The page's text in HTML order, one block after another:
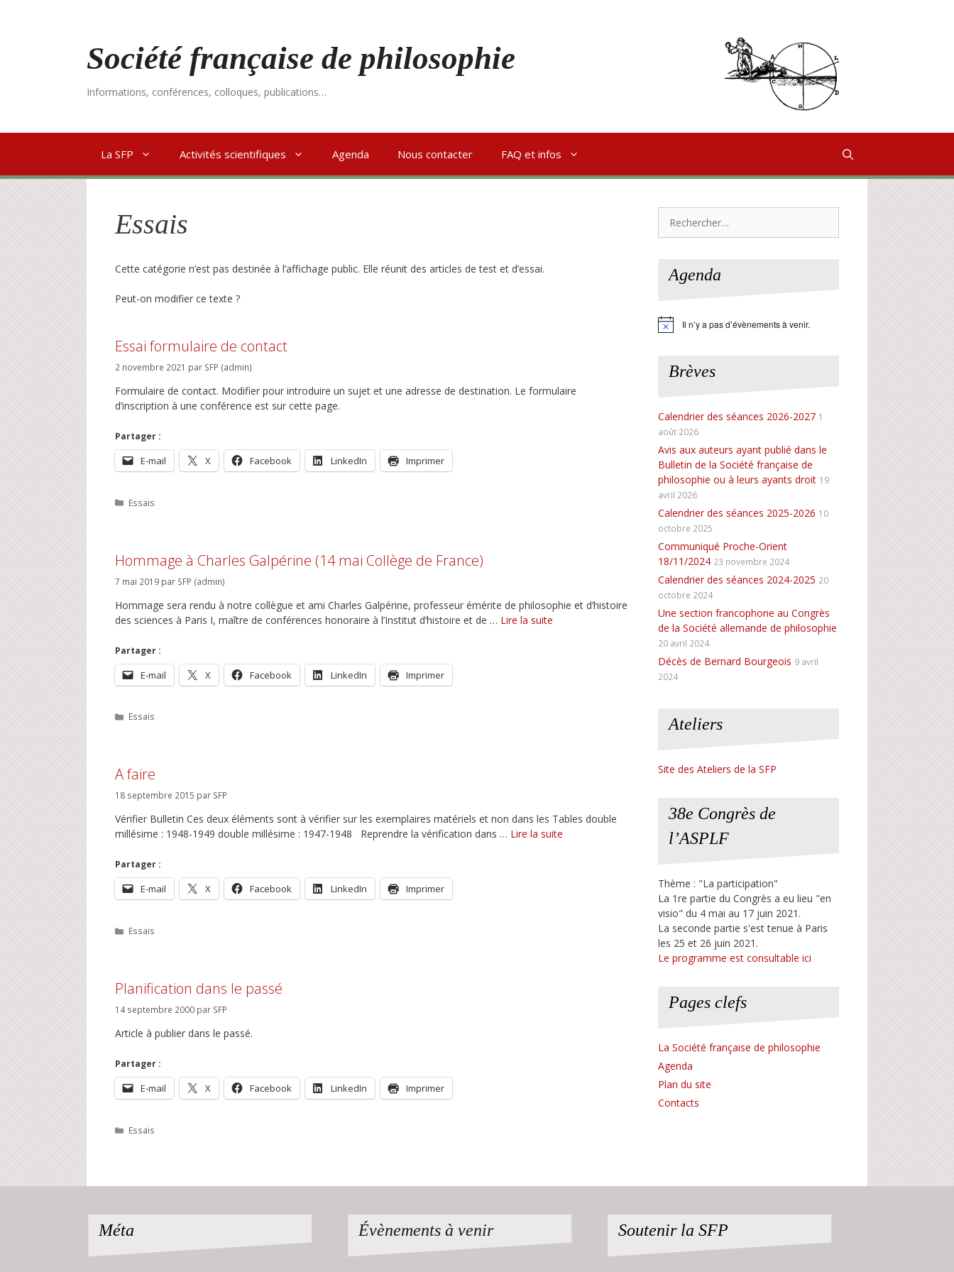
Société française de philosophie
Informations, conférences, colloques, publications…
La SFP Activités scientifiques Agenda Nous contacter FAQ et infos
Essais
Cette catégorie n’est pas destinée à l’affichage public. Elle réunit des articles de test et d’essai.
Peut-on modifier ce texte ?
Essai formulaire de contact
2 novembre 2021 par SFP (admin)
Formulaire de contact. Modifier pour introduire un sujet et une adresse de destination. Le formulaire
d’inscription à une conférence est sur cette page.
Partager :
E-mail X Facebook LinkedIn Imprimer
Catégories
Essais
Hommage à Charles Galpérine (14 mai Collège de France)
7 mai 2019 par SFP (admin)
Hommage sera rendu à notre collègue et ami Charles Galpérine, professeur émérite de philosophie et d’histoire
des sciences à Paris I, maître de conférences honoraire à l’Institut d’histoire et de … Lire la suite
Partager :
E-mail X Facebook LinkedIn Imprimer
Catégories
Essais
A faire
18 septembre 2015 par SFP
Vérifier Bulletin Ces deux éléments sont à vérifier sur les exemplaires matériels et non dans les Tables double
millésime : 1948-1949 double millésime : 1947-1948 Reprendre la vérification dans … Lire la suite
Partager :
E-mail X Facebook LinkedIn Imprimer
Catégories
Essais
Planification dans le passé
14 septembre 2000 par SFP
Article à publier dans le passé.
Partager :
E-mail X Facebook LinkedIn Imprimer
Catégories
Essais
Agenda
N
Il n’y a pas d’évènements à venir.
Brèves
Calendrier des séances 2026-2027 1
août 2026
Avis aux auteurs ayant publié dans le
Bulletin de la Société française de
philosophie ou à leurs ayants droit 19
avril 2026
Calendrier des séances 2025-2026 10
octobre 2025
Communiqué Proche-Orient
18/11/2024 23 novembre 2024
Calendrier des séances 2024-2025 20
octobre 2024
Une section francophone au Congrès
de la Société allemande de philosophie
20 avril 2024
Décès de Bernard Bourgeois 9 avril
2024
Ateliers
Site des Ateliers de la SFP
38e Congrès de
l’ASPLF
Thème : "La participation"
La 1re partie du Congrès a eu lieu "en
visio" du 4 mai au 17 juin 2021.
La seconde partie s'est tenue à Paris
les 25 et 26 juin 2021.
Le programme est consultable ici
Pages clefs
La Société française de philosophie
Agenda
Plan du site
Contacts
Méta Évènements à venir Soutenir la SFP